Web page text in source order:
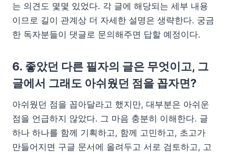
는 의견도 몇몇 있었다. 각 글에 해당되는 세부 내용
이므로 길이 관계상 더 자세한 설명은 생략한다. 궁금
한 독자분들이 댓글로 문의해주면 답할 예정이다.
6. 좋았던 다른 필자의 글은 무엇이고, 그
글에서 그래도 아쉬웠던 점을 꼽자면?
아쉬웠던 점을 꼽아달라고 했지만, 대부분은 아쉬운
점을 언급하지 않았다. 그 마음 충분히 이해한다. 글
하나 하나를 함께 기획하고, 함께 고민하고, 초고가
만들어지면 구글 문서에 올려두고 서로 검토하고, 고